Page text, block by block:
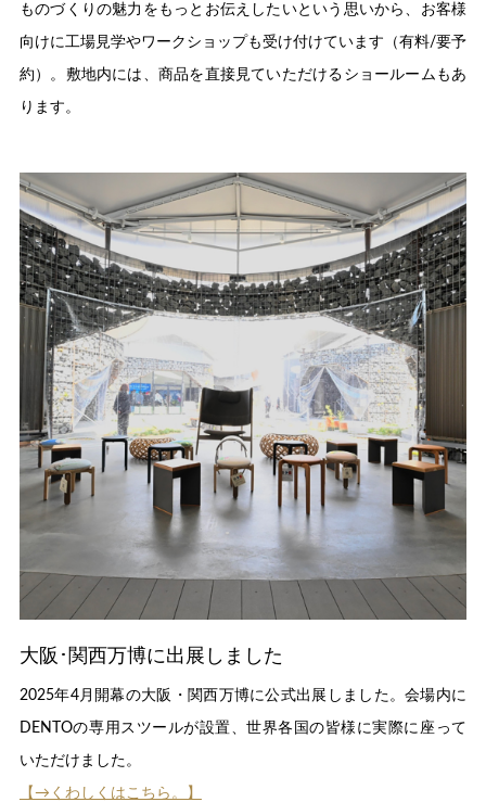
ものづくりの魅力をもっとお伝えしたいという思いから、お客様
向けに工場見学やワークショップも受け付けています（有料/要予
約）。敷地内には、商品を直接見ていただけるショールームもあ
ります。
大阪･関西万博に出展しました
2025年4月開幕の大阪・関西万博に公式出展しました。会場内に
DENTOの専用スツールが設置、世界各国の皆様に実際に座って
いただけました。
【→くわしくはこちら。】